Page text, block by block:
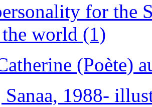
for the
world (1)
(Poète)
1988-